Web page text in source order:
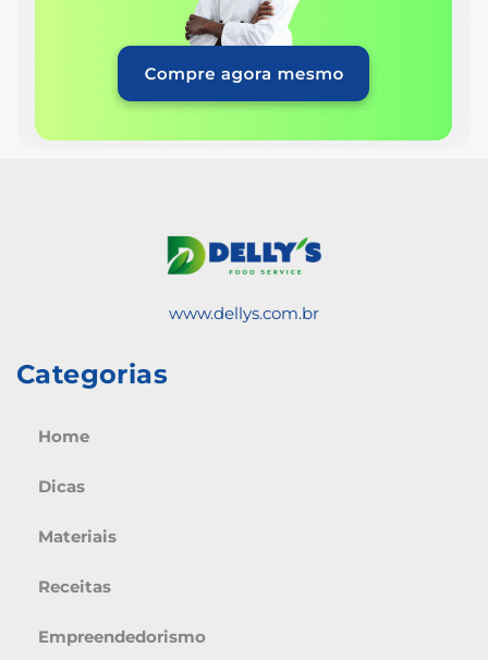
www.dellys.com.br
Categorias
Home
Dicas
Materiais
Receitas
Empreendedorismo